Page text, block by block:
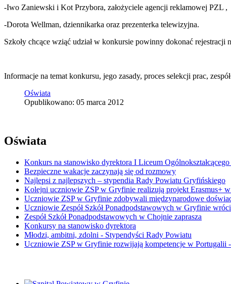
-Iwo Zaniewski i Kot Przybora, założyciele agencji reklamowej PZL ,
-Dorota Wellman, dziennikarka oraz prezenterka telewizyjna.
Szkoły chcące wziąć udział w konkursie powinny dokonać
Informacje na temat konkursu, jego zasady, proces selekcji prac,
Oświata
Opublikowano: 05 marca 2012
Oświata
Konkurs na stanowisko dyrektora I Liceum
Bezpieczne wakacje zaczynają się od rozmowy
Najlepsi z najlepszych – stypendia Rady Powiatu Gryfińskiego
Kolejni uczniowie ZSP w Gryfinie realizują projekt Erasmus+
Uczniowie ZSP w Gryfinie zdobywali międzynarodowe
Uczniowie Zespół Szkół Ponadpodstawowych w Gryfinie
Zespół Szkół Ponadpodstawowych w Chojnie zaprasza
Konkursy na stanowisko dyrektora
Młodzi, ambitni, zdolni - Stypendyści Rady Powiatu
Uczniowie ZSP w Gryfinie rozwijają kompetencje w Portugalii